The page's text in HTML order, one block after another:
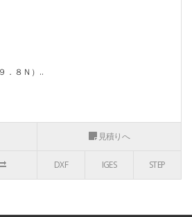
．８Ｎ）..
見積りへ
DXF IGES STEP